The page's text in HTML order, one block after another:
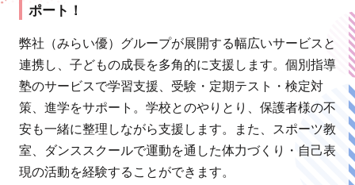
ポート！
弊社（みらい優）グループが展開する幅広いサービスと
連携し、子どもの成長を多角的に支援します。個別指導
塾のサービスで学習支援、受験・定期テスト・検定対
策、進学をサポート。学校とのやりとり、保護者様の不
安も一緒に整理しながら支援します。また、スポーツ教
室、ダンススクールで運動を通した体力づくり・自己表
現の活動を経験することができます。